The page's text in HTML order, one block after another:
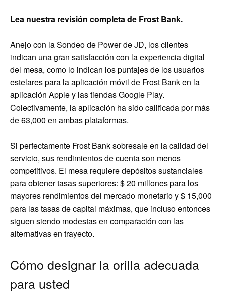
Lea nuestra revisión completa de Frost Bank.
Anejo con la Sondeo de Power de JD, los clientes
indican una gran satisfacción con la experiencia digital
del mesa, como lo indican los puntajes de los usuarios
estelares para la aplicación móvil de Frost Bank en la
aplicación Apple y las tiendas Google Play.
Colectivamente, la aplicación ha sido calificada por más
de 63,000 en ambas plataformas.
Si perfectamente Frost Bank sobresale en la calidad del
servicio, sus rendimientos de cuenta son menos
competitivos. El mesa requiere depósitos sustanciales
para obtener tasas superiores: $ 20 millones para los
mayores rendimientos del mercado monetario y $ 15,000
para las tasas de capital máximas, que incluso entonces
siguen siendo modestas en comparación con las
alternativas en trayecto.
Cómo designar la orilla adecuada
para usted